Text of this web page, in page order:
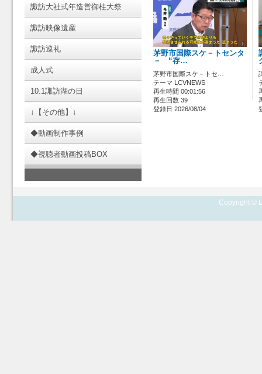
諏訪大社式年造営御柱大祭
諏訪映像遺産
諏訪巡礼
成人式
10.1諏訪湖の日
↓【その他】↓
◆動画制作事例
◆視聴者動画投稿BOX
茅野市国際スケ－トセンタ
－ “存…
茅野市国際スケ－トセ…
テーマ LCVNEWS
再生時間 00:01:56
再生回数 39
登録日 2026/08/04
Copyright ©